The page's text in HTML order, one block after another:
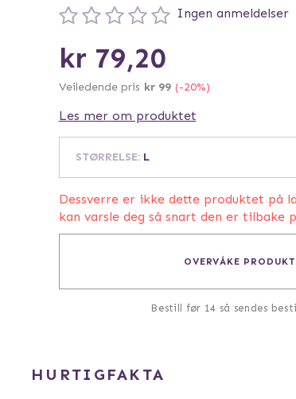
Ingen anmeldelser
kr 79,20
Veiledende pris kr 99 (-20%)
Les mer om produktet
STØRRELSE: L
Dessverre er ikke dette produktet på
kan varsle deg så snart den er tilbake
OVERVÅKE
Bestill før 14 så sendes
HURTIGFAKTA